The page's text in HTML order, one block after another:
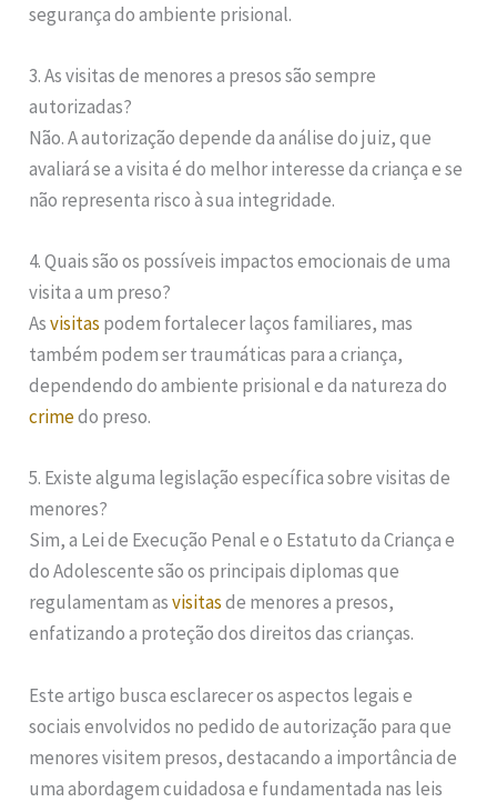
segurança do ambiente prisional.
3. As visitas de menores a presos são sempre
autorizadas?
Não. A autorização depende da análise do juiz, que
avaliará se a visita é do melhor interesse da criança e se
não representa risco à sua integridade.
4. Quais são os possíveis impactos emocionais de uma
visita a um preso?
Asvisitas podem fortalecer laços familiares, mas
também podem ser traumáticas para a criança,
dependendo do ambiente prisional e da natureza do
crimedo preso.
5. Existe alguma legislação específica sobre visitas de
menores?
Sim, a Lei de Execução Penal e o Estatuto da Criança e
do Adolescente são os principais diplomas que
regulamentam asvisitasde menores a presos,
enfatizando a proteção dos direitos das crianças.
Este artigo busca esclarecer os aspectos legais e
sociais envolvidos no pedido de autorização para que
menores visitem presos, destacando a importância de
uma abordagem cuidadosa e fundamentada nas leis